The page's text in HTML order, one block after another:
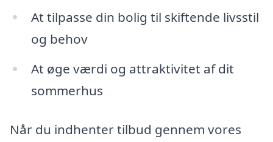
At tilpasse din bolig til skiftende livsstil
og behov
At øge værdi og attraktivitet af dit
sommerhus
Når du indhenter tilbud gennem vores